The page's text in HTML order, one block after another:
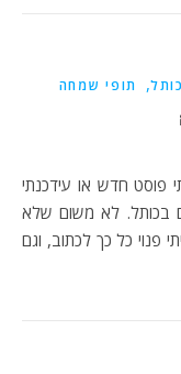
, תופי שמחה
בכותל. לא משום שלא
פנוי כל כך לכתוב, וגם